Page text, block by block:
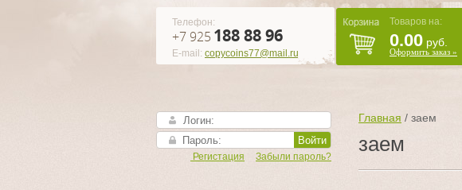
Телефон:
+7 925 188 88 96
E-mail: copycoins77@mail.ru
Товаров на:
0.00 руб.
Оформить заказ »
Войти
Забыли пароль?
Регистация
Главная / заем
заем